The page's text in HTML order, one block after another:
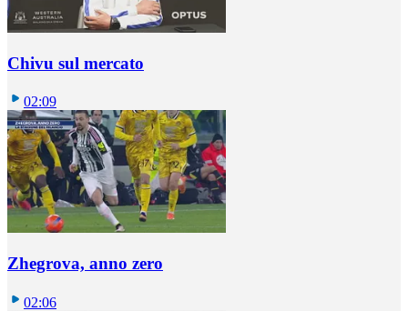
Chivu sul mercato
02:09
Zhegrova, anno zero
02:06